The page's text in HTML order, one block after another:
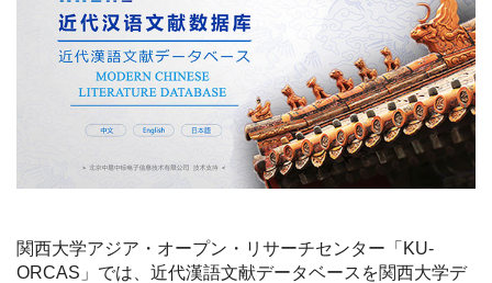
関西大学アジア・オープン・リサーチセンター「KU-
ORCAS」では、近代漢語文献データベースを関西大学デ